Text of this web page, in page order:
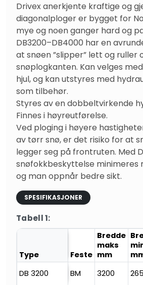
Drivex anerkjente kraftige og
diagonalploger er bygget for
mye og noen ganger hard og
DB3200–DB4000 har en
at snøen ”slipper” lett og ruller
snøplogkanten. Kan velges
hjul, og kan utstyres med
som tilbehør.
Styres av en dobbeltvirkende
Finnes i høyreutførelse.
Ved ploging i høyere
av tørr snø, er det risiko for at
legger seg på frontruten. Med
snøfokkbeskyttelse minimeres
og man oppnår bedre sikt.
SPESIFIKASJONER
Tabell 1:
Type Feste
Bredde
maks
mm
DB 3200
BM 3200